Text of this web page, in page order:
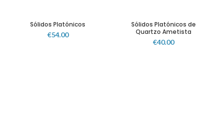
Sólidos Platónicos
€54.00
Sólidos Platónicos de
Quartzo Ametista
€40.00